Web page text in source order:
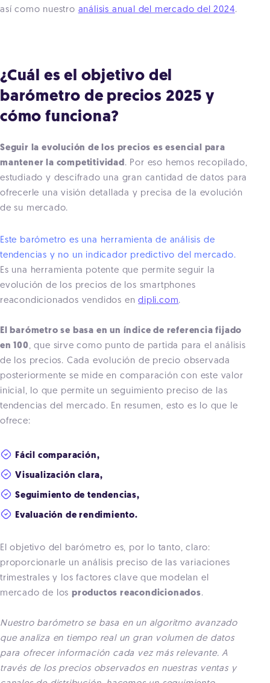
así como nuestro análisis anual del mercado del 2024.
¿Cuál es el objetivo del
barómetro de precios 2025 y
cómo funciona?
Seguir la evolución de los precios es esencial para
mantener la competitividad. Por eso hemos recopilado,
estudiado y descifrado una gran cantidad de datos para
ofrecerle una visión detallada y precisa de la evolución
de su mercado.
Este barómetro es una herramienta de análisis de
tendencias y no un indicador predictivo del mercado.
Es una herramienta potente que permite seguir la
evolución de los precios de los smartphones
reacondicionados vendidos endipli.com.
El barómetro se basa en un índice de referencia fijado
en 100 , que sirve como punto de partida para el análisis
de los precios. Cada evolución de precio observada
posteriormente se mide en comparación con este valor
inicial, lo que permite un seguimiento preciso de las
tendencias del mercado. En resumen, esto es lo que le
ofrece:
Fácil comparación,
Visualización clara,
Seguimiento de tendencias,
Evaluación de rendimiento.
El objetivo del barómetro es, por lo tanto, claro:
proporcionarle un análisis preciso de las variaciones
trimestrales y los factores clave que modelan el
mercado de losproductos reacondicionados.
Nuestro barómetro se basa en un algoritmo avanzado
que analiza en tiempo real un gran volumen de datos
para ofrecer información cada vez más relevante. A
través de los precios observados en nuestras ventas y